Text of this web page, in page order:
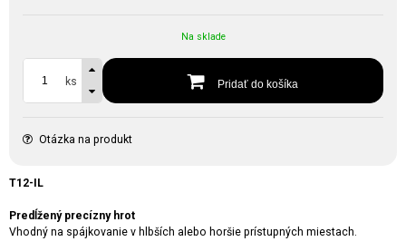
Na sklade
ks Pridať do košíka
Otázka na produkt
T12-IL
Predĺžený precízny hrot
Vhodný na spájkovanie v hlbších alebo horšie prístupných miestach.